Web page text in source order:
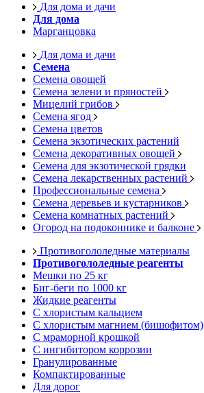
Для дома и дачи
Для дома
Марганцовка
Для дома и дачи
Семена
Семена овощей
Семена зелени и пряностей
Мицелий грибов
Семена ягод
Семена цветов
Семена экзотических растений
Семена декоративных овощей
Семена для экзотической грядки
Семена лекарственных растений
Профессиональные семена
Семена деревьев и кустарников
Семена комнатных растений
Огород на подоконнике и балконе
Противогололедные материалы
Противогололедные реагенты
Мешки по 25 кг
Биг-беги по 1000 кг
Жидкие реагенты
С хлористым кальцием
С хлористым магнием (бишофитом)
С мраморной крошкой
С ингибитором коррозии
Гранулированные
Компактированные
Для дорог